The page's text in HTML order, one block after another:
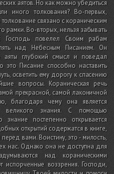
аятов. Но как можно убедиться
иного толкования? Во-первых,
связано с кораническим
рамки. Во-вторых, нельзя забывать
Господь повелел Своим рабам
над Небесным Писанием. Он
аяты глубокий смысл и поведал
Писание способно наставить
осветить ему дорогу к спасению
вопросы. Кораническая речь
прекрасной, самой лаконичной
благодаря чему она является
великого знания. С помощью
постепенно открывается
открытий содержатся в книге,
вами. Воистину, это - милость,
нас. Однако она не доступна для
над кораническими
испорченные воззрения. Господи,